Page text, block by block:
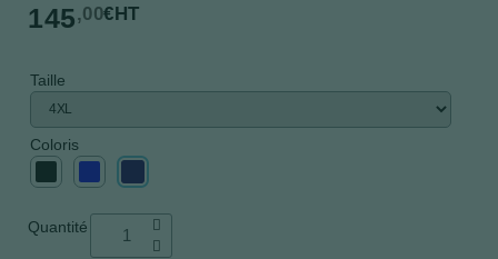
145,00€HT
Taille
Coloris
Quantité